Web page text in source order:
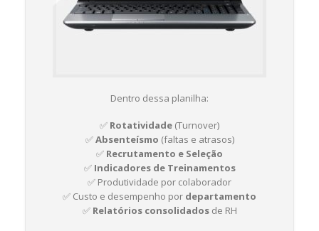
Dentro dessa planilha:
✅ Rotatividade (Turnover)
✅Absenteísmo (faltas e atrasos)
✅ Recrutamento e Seleção
✅ Indicadores de Treinamentos
✅ Produtividade por colaborador
✅ Custo e desempenho por departamento
✅ Relatórios consolidadosde RH